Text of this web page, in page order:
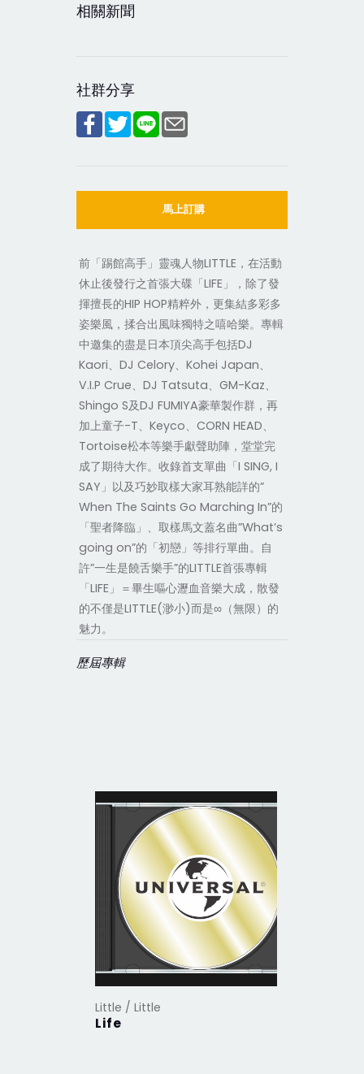
相關新聞
社群分享
馬上訂購
前「踢館高手」靈魂人物LITTLE，在活動
休止後發行之首張大碟「LIFE」，除了發
揮擅長的HIP HOP精粹外，更集結多彩多
姿樂風，揉合出風味獨特之嘻哈樂。專輯
中邀集的盡是日本頂尖高手包括DJ
Kaori、DJ Celory、Kohei Japan、
V.I.P Crue、DJ Tatsuta、GM-Kaz、
Shingo S及DJ FUMIYA豪華製作群，再
加上童子-T、Keyco、CORN HEAD、
Tortoise松本等樂手獻聲助陣，堂堂完
成了期待大作。收錄首支單曲「I SING, I
SAY」以及巧妙取樣大家耳熟能詳的”
When The Saints Go Marching In”的
「聖者降臨」、取樣馬文蓋名曲”What’s
going on”的「初戀」等排行單曲。自
許”一生是饒舌樂手”的LITTLE首張專輯
「LIFE」＝畢生嘔心瀝血音樂大成，散發
的不僅是LITTLE(渺小)而是∞（無限）的
魅力。
歷屆專輯
Little / Little
Life